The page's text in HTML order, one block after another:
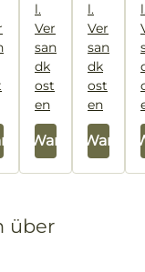
l.
Ver
san
dk
ost
en
Warenkorb
l.
Ver
san
dk
ost
en
In den In den
über